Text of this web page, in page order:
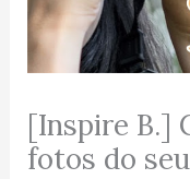
[Inspire B.]
fotos do